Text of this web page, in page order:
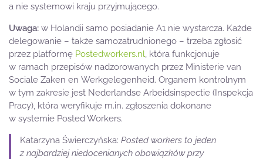
a nie systemowi kraju przyjmującego.
Uwaga: w Holandii samo posiadanie A1 nie wystarcza. Każde
delegowanie – także samozatrudnionego – trzeba zgłosić
przez platformę Postedworkers.nl, która funkcjonuje
w ramach przepisów nadzorowanych przez Ministerie van
Sociale Zaken en Werkgelegenheid. Organem kontrolnym
w tym zakresie jest Nederlandse Arbeidsinspectie (Inspekcja
Pracy), która weryfikuje m.in. zgłoszenia dokonane
w systemie Posted Workers.
Katarzyna Świerczyńska: Posted workers to jeden
z najbardziej niedocenianych obowiązków przy